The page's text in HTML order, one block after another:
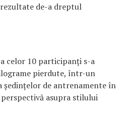
de-a dreptul
celor 10 participanți s-a
pierdute, într-un
ședințelor de antrenamente în
asupra stilului